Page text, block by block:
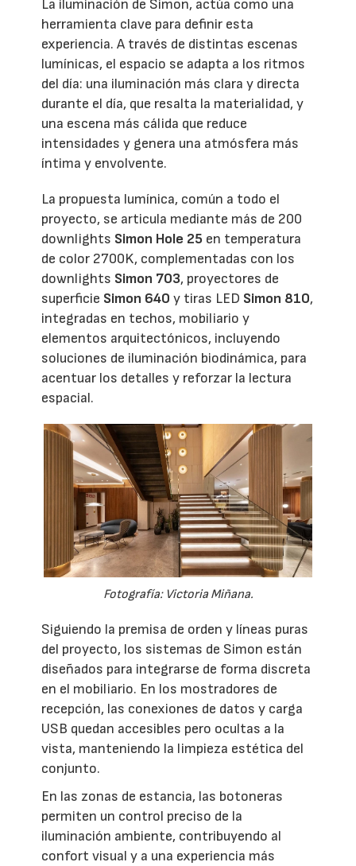
La iluminación de Simon, actúa como una
herramienta clave para definir esta
experiencia. A través de distintas escenas
lumínicas, el espacio se adapta a los ritmos
del día: una iluminación más clara y directa
durante el día, que resalta la materialidad, y
una escena más cálida que reduce
intensidades y genera una atmósfera más
íntima y envolvente.
La propuesta lumínica, común a todo el
proyecto, se articula mediante más de 200
downlights Simon Hole 25 en temperatura
de color 2700K, complementadas con los
downlights Simon 703, proyectores de
superficie Simon 640 y tiras LED Simon 810,
integradas en techos, mobiliario y
elementos arquitectónicos, incluyendo
soluciones de iluminación biodinámica, para
acentuar los detalles y reforzar la lectura
espacial.
Fotografía: Victoria Miñana.
Siguiendo la premisa de orden y líneas puras
del proyecto, los sistemas de Simon están
diseñados para integrarse de forma discreta
en el mobiliario. En los mostradores de
recepción, las conexiones de datos y carga
USB quedan accesibles pero ocultas a la
vista, manteniendo la limpieza estética del
conjunto.
En las zonas de estancia, las botoneras
permiten un control preciso de la
iluminación ambiente, contribuyendo al
confort visual y a una experiencia más